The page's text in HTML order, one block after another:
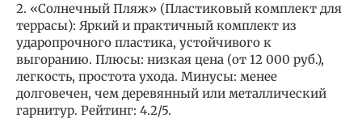
2. «Солнечный Пляж» (Пластиковый комплект для
террасы): Яркий и практичный комплект из
ударопрочного пластика, устойчивого к
выгоранию. Плюсы: низкая цена (от 12 000 руб.),
легкость, простота ухода. Минусы: менее
долговечен, чем деревянный или металлический
гарнитур. Рейтинг: 4.2/5.